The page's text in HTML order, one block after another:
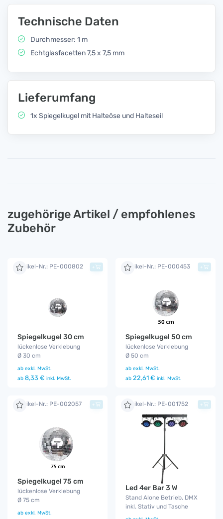
Technische Daten
Durchmesser: 1 m
Echtglasfacetten 7,5 x 7,5 mm
Lieferumfang
1x Spiegelkugel mit Halteöse und Halteseil
zugehörige Artikel / empfohlenes
Zubehör
Artikel-Nr.: PE-000802
Spiegelkugel 30 cm
lückenlose Verklebung
Ø 30 cm
ab exkl. MwSt.
ab 8,33 € inkl. MwSt.
+ Artikel-Nr.: PE-000453
Spiegelkugel 50 cm
lückenlose Verklebung
Ø 50 cm
ab exkl. MwSt.
ab 22,61 € inkl. MwSt.
+
Artikel-Nr.: PE-002057
Spiegelkugel 75 cm
lückenlose Verklebung
Ø 75 cm
ab exkl. MwSt.
+ Artikel-Nr.: PE-001752
Led 4er Bar 3 W
Stand Alone Betrieb, DMX
inkl. Stativ und Tasche
+